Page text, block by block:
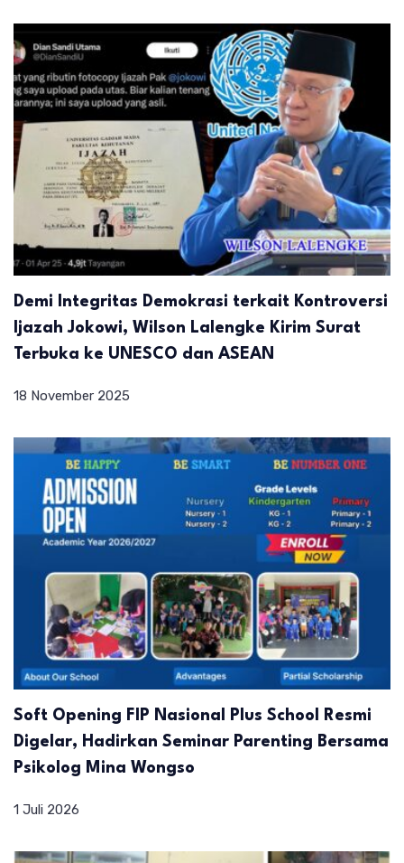
Demi Integritas Demokrasi terkait Kontroversi
Ijazah Jokowi, Wilson Lalengke Kirim Surat
Terbuka ke UNESCO dan ASEAN
18 November 2025
Soft Opening FIP Nasional Plus School Resmi
Digelar, Hadirkan Seminar Parenting Bersama
Psikolog Mina Wongso
1 Juli 2026